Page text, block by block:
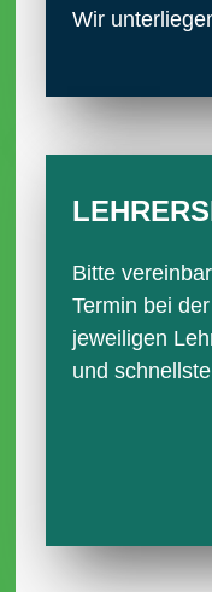
Wir
Bitte
Termin bei
jeweiligen
und